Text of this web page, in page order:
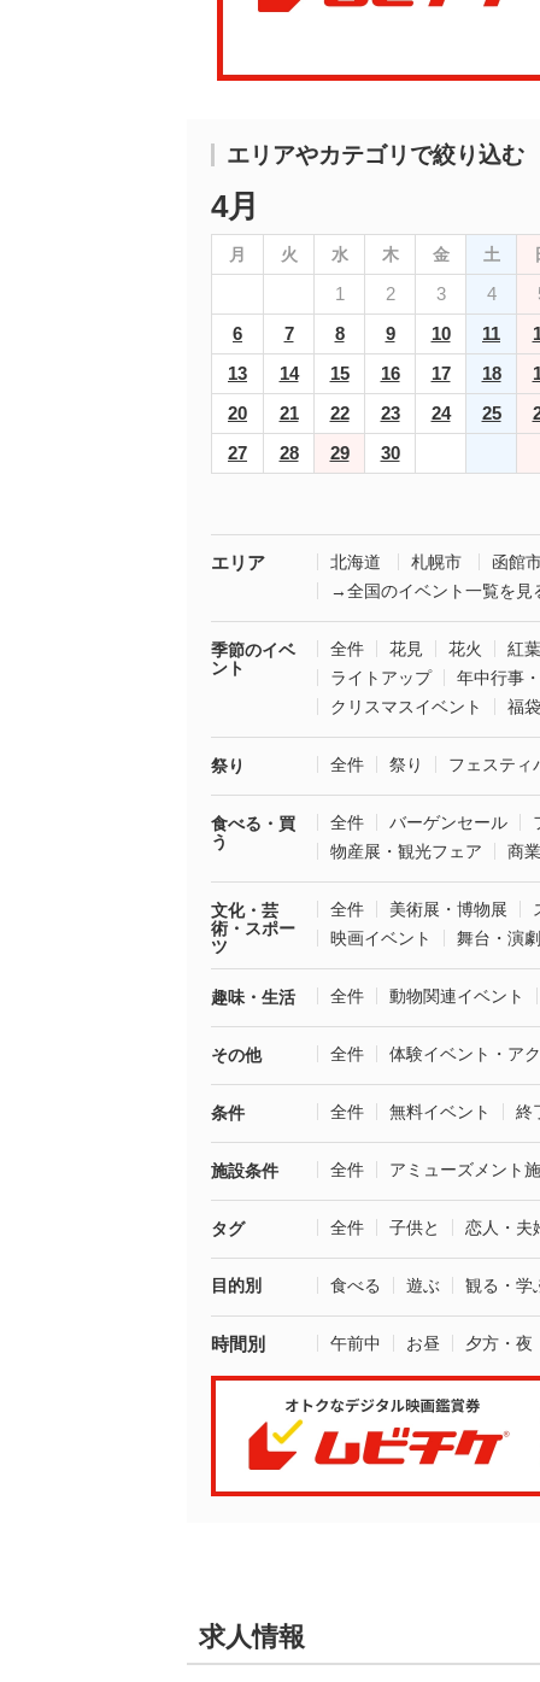
エリアやカテゴリで絞り込む
4月
月 火 水 木 金 土
1 2 3 4
6
7 8 9 10 11
13
14 15 16 17 18
20
21 22 23 24 25
27
28 29 30
エリア 北海道 札幌市
函館
→全国のイベント一覧を見
季節のイベ
ント
全件 花見 花火
紅葉
ライトアップ
年中行事
クリスマスイベント
福
祭り 全件 祭り フェスティ
食べる・買
う
全件 バーゲンセール
物産展・観光フェア
商
文化・芸
術・スポー
ツ
全件 美術展・博物展
映画イベント
舞台・演劇
趣味・生活 全件 動物関連イベント
その他 全件 体験イベント・ア
条件 全件 無料イベント 終
施設条件 全件 アミューズメント
タグ 全件 子供と 恋人・夫
目的別 食べる 遊ぶ 観る・学
時間別 午前中 お昼 夕方・夜
求人情報